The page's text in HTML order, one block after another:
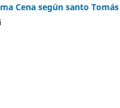
Cena según santo